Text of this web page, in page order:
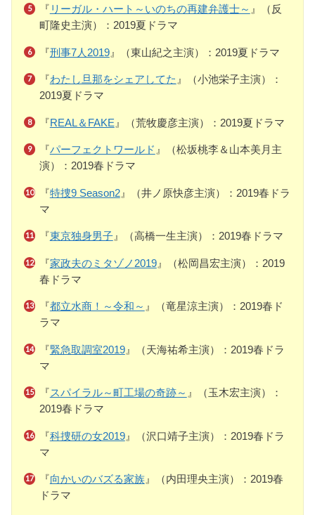
『 リーガル・ハート～いのちの再建弁護士～ 』（反
町隆史主演）：2019夏ドラマ
『刑事7人2019』（東山紀之主演）：2019夏ドラマ
『わたし旦那をシェアしてた 』（小池栄子主演）：
2019夏ドラマ
『REAL＆FAKE 』（荒牧慶彦主演）：2019夏ドラマ
『パーフェクトワールド 』（松坂桃李＆山本美月主
演）：2019春ドラマ
『特捜9 Season2』（井ノ原快彦主演）：2019春ドラ
マ
『東京独身男子』（高橋一生主演）：2019春ドラマ
『家政夫のミタゾノ2019』（松岡昌宏主演）：2019
春ドラマ
『都立水商！～令和～ 』（竜星涼主演）：2019春ド
ラマ
『緊急取調室2019』（天海祐希主演）：2019春ドラ
マ
『スパイラル～町工場の奇跡～ 』（玉木宏主演）：
2019春ドラマ
『科捜研の女2019』（沢口靖子主演）：2019春ドラ
マ
『向かいのバズる家族』（内田理央主演）：2019春
ドラマ